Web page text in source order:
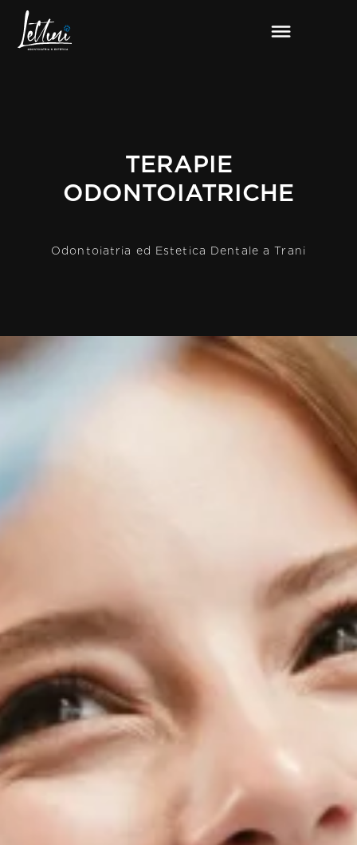
TERAPIE
ODONTOIATRICHE
Odontoiatria ed Estetica Dentale a Trani